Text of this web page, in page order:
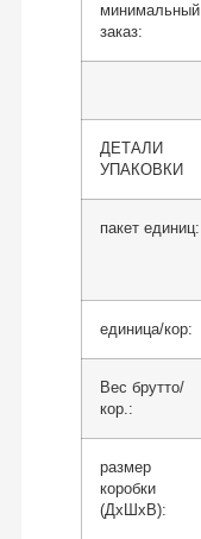
минимальный
заказ:
ДЕТАЛИ
УПАКОВКИ
пакет единиц:
единица/кор:
Вес брутто/
кор.:
размер
коробки
(ДхШхВ):